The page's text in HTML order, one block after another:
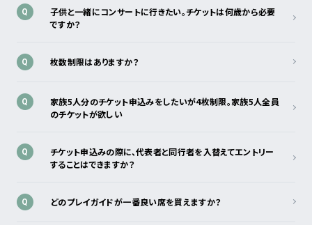
Q
子供と一緒にコンサートに行きたい。チケットは何歳から必要
ですか？
Q 枚数制限はありますか？
Q
家族5人分のチケット申込みをしたいが4枚制限。家族5人全員
のチケットが欲しい
Q
チケット申込みの際に、代表者と同行者を入替えてエントリー
することはできますか？
Q どのプレイガイドが一番良い席を買えますか？